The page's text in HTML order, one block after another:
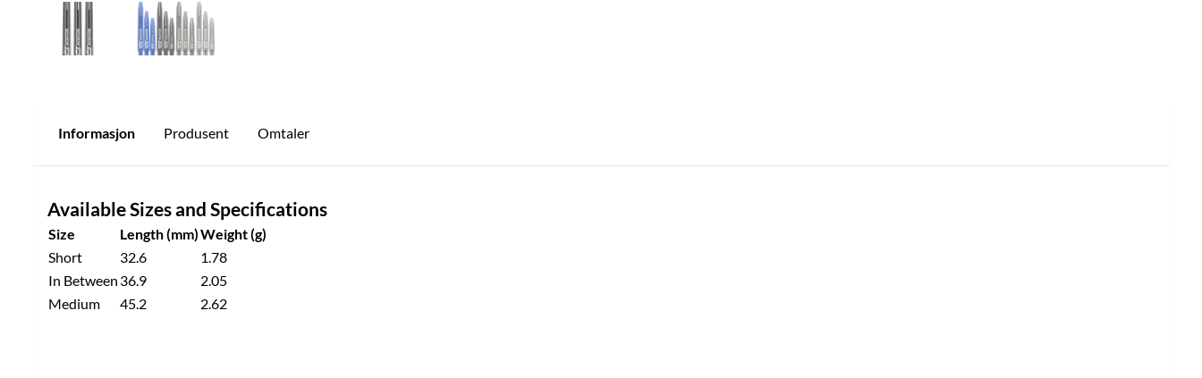
Informasjon Produsent Omtaler
Available Sizes and Specifications
Size Length (mm)Weight (g)
Short
32.6
1.78
In Between 36.9
2.05
Medium
45.2 2.62